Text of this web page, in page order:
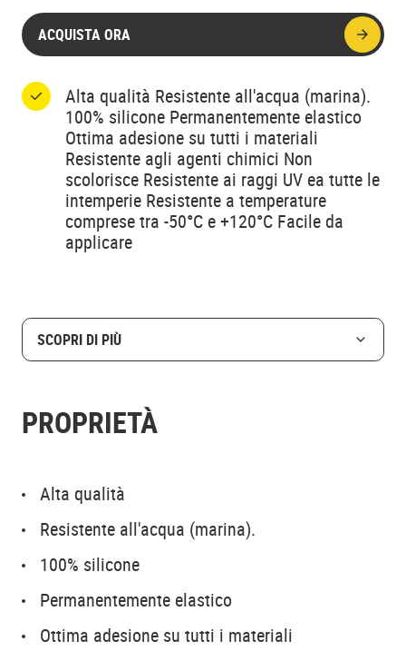
ACQUISTA ORA
Alta qualità Resistente all'acqua (marina).
100% silicone Permanentemente elastico
Ottima adesione su tutti i materiali
Resistente agli agenti chimici Non
scolorisce Resistente ai raggi UV ea tutte le
intemperie Resistente a temperature
comprese tra -50°C e +120°C Facile da
applicare
SCOPRI DI PIÙ
PROPRIETÀ
Alta qualità
Resistente all'acqua (marina).
100% silicone
Permanentemente elastico
Ottima adesione su tutti i materiali